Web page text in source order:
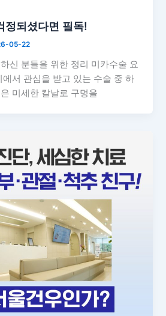
정되셨다면 필독!
05-22
신 분들을 위한 정리 미카수술 요
서 관심을 받고 있는 수술 중 하
미세한 칼날로 구멍을